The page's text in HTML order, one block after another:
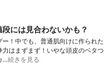
には見合わないかも？
！中でも、普通肌向けに作られた
はまずまず！いやな頭皮のベタつ
…続きを見る